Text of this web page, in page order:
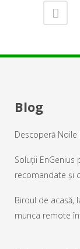
Blog
Descoperă
Soluții
recomandate și
Biroul de acasă,
munca remote